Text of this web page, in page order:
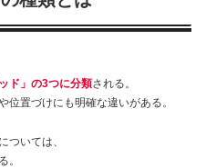
ド」の3つに分類される。
位置づけにも明確な違いがある。
ついては、
。